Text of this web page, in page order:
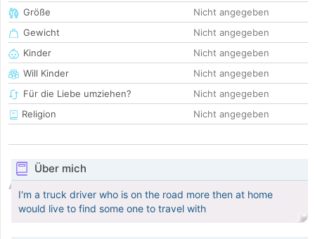
Größe
Nicht angegeben
Gewicht
Nicht angegeben
Kinder
Nicht angegeben
Will Kinder
Nicht angegeben
Für die Liebe umziehen?
Nicht angegeben
Religion
Nicht angegeben
Über mich
I'm a truck driver who is on the road more then at home
would live to find some one to travel with